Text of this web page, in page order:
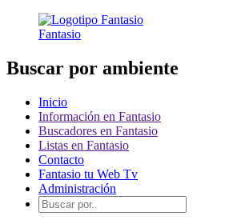
Fantasio
Buscar por ambiente
Inicio
Información en Fantasio
Buscadores en Fantasio
Listas en Fantasio
Contacto
Fantasio tu Web Tv
Administración